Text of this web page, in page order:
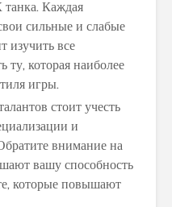
Каждая
сильные и слабые
изучить все
ту, которая наиболее
игры.
стоит учесть
и
внимание на
вашу способность
которые повышают